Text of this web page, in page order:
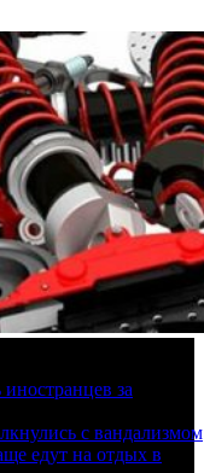
за
с вандализмом
едут на отдых в